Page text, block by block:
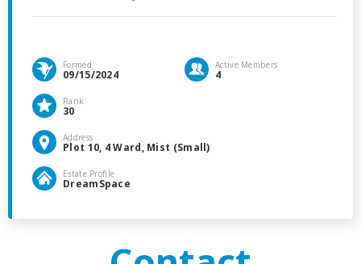
Formed
09/15/2024
Active Members
4
Rank
30
Address
Plot 10, 4 Ward, Mist (Small)
Estate Profile
DreamSpace